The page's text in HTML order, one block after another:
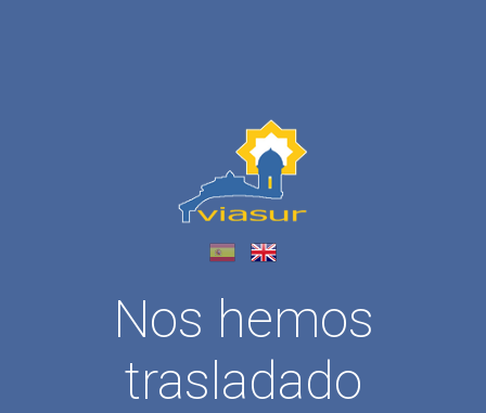
Nos hemos
trasladado